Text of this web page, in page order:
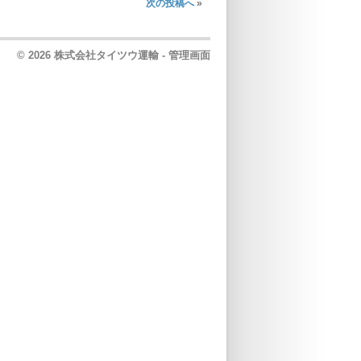
次の投稿へ»
© 2026 株式会社タイツウ運輸 - 管理画面